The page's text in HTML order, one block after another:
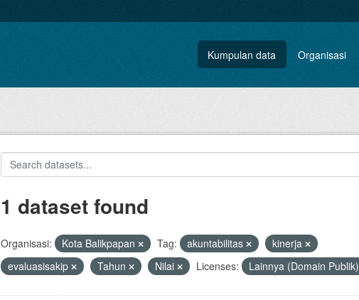
Kumpulan data Organisasi
1 dataset found
Organisasi: Kota Balikpapan Tag: akuntabilitas
kinerja
evaluasisakip
Tahun Nilai Licenses: Lainnya (Domain Publik)